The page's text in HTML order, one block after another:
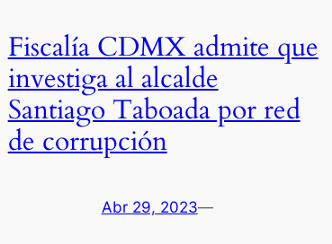
Fiscalía CDMX admite que
investiga al alcalde
Santiago Taboada por red
de corrupción
Abr 29, 2023—